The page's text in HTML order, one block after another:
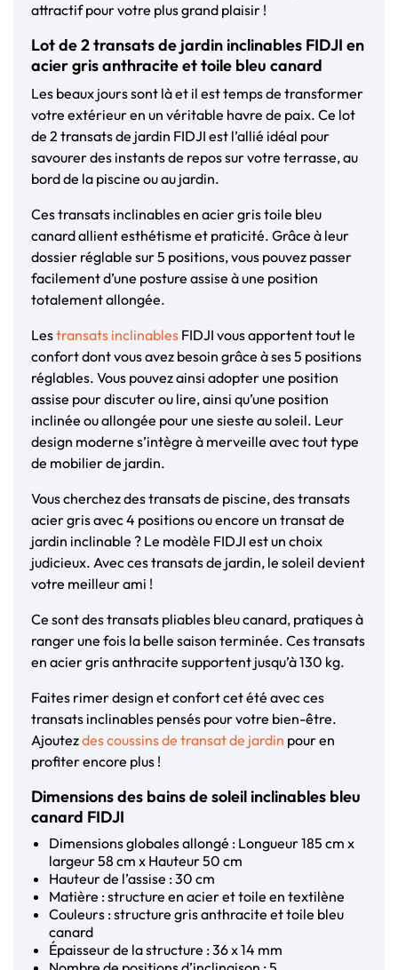
attractif pour votre plus grand plaisir !
Lot de 2 transats de jardin inclinables FIDJI en
acier gris anthracite et toile bleu canard
Les beaux jours sont là et il est temps de transformer
votre extérieur en un véritable havre de paix. Ce lot
de 2 transats de jardin FIDJI est l’allié idéal pour
savourer des instants de repos sur votre terrasse, au
bord de la piscine ou au jardin.
Ces transats inclinables en acier gris toile bleu
canard allient esthétisme et praticité. Grâce à leur
dossier réglable sur 5 positions, vous pouvez passer
facilement d’une posture assise à une position
totalement allongée.
Lestransats inclinables FIDJI vous apportent tout le
confort dont vous avez besoin grâce à ses 5 positions
réglables. Vous pouvez ainsi adopter une position
assise pour discuter ou lire, ainsi qu’une position
inclinée ou allongée pour une sieste au soleil. Leur
design moderne s’intègre à merveille avec tout type
de mobilier de jardin.
Vous cherchez des transats de piscine, des transats
acier gris avec 4 positions ou encore un transat de
jardin inclinable ? Le modèle FIDJI est un choix
judicieux. Avec ces transats de jardin, le soleil devient
votre meilleur ami !
Ce sont des transats pliables bleu canard, pratiques à
ranger une fois la belle saison terminée. Ces transats
en acier gris anthracite supportent jusqu’à 130 kg.
Faites rimer design et confort cet été avec ces
transats inclinables pensés pour votre bien-être.
Ajoutezdes coussins de transat de jardin pour en
profiter encore plus !
Dimensions des bains de soleil inclinables bleu
canard FIDJI
Dimensions globales allongé : Longueur 185 cm x
largeur 58 cm x Hauteur 50 cm
Hauteur de l’assise : 30 cm
Matière : structure en acier et toile en textilène
Couleurs : structure gris anthracite et toile bleu
canard
Épaisseur de la structure : 36 x 14 mm